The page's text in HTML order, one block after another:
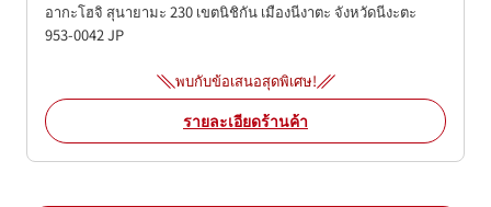
อากะโฮจิ สุนายามะ 230 เขตนิชิกัน เมืองนีงาตะ จังหวัดนีงะตะ
953-0042JP
พบกับข้อเสนอสุดพิเศษ!
รายละเอียดร้านค้า